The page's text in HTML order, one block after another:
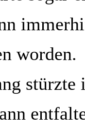
worden.
stürzte